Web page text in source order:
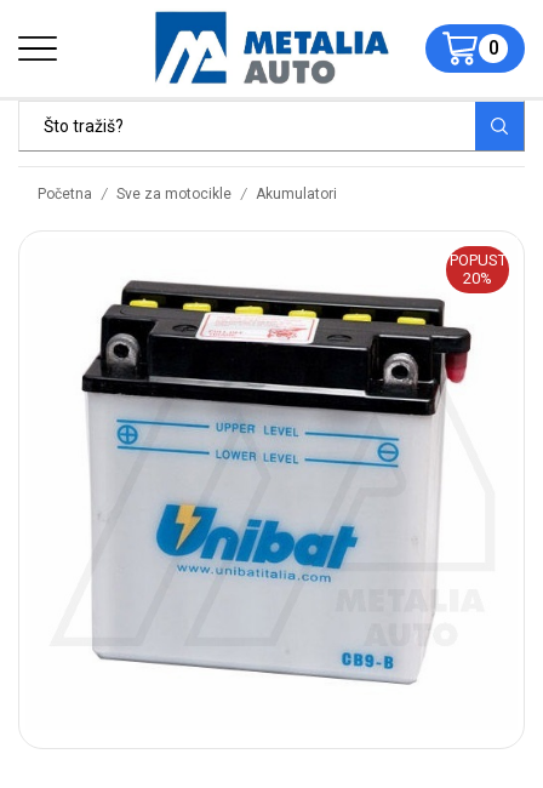
0
Početna / Sve za motocikle / Akumulatori
POPUST
20%